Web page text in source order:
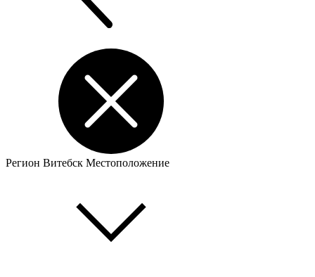
Регион Витебск Местоположение